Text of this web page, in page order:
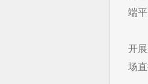
端
开
场直